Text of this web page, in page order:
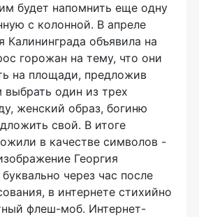
будет напомнить еще одну
с колонной. В апреле
Калининграда объявила на
горожан на тему, что они
на площади, предложив
выбрать один из трех
женский образ, богиню
свой. В итоге
в качестве символов -
Георгия
через час после
в интернете стихийно
флеш-моб. Интернет-